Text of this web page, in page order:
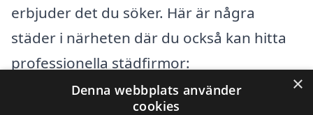
erbjuder det du söker. Här är några
städer i närheten där du också kan hitta
professionella städfirmor:
×
Denna webbplats använder
cookies